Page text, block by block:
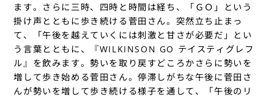
ます。さらに三時、四時と時間は経ち、「ＧＯ」という
掛け声とともに歩き続ける菅田さん。突然立ち止まっ
て、「午後を越えていくには刺激と甘さが必要だ」とい
う言葉とともに、『WILKINSON GO テイスティグレフ
ル』を飲みます。勢いを取り戻すどころかさらに勢いを
増して歩き始める菅田さん。停滞しがちな午後に菅田さ
んが勢いを増して歩き続ける様子を通して、「午後のリ